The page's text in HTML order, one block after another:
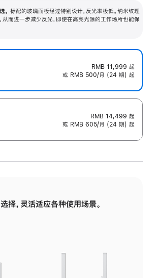
。 标配的玻璃面板经过特别设计，反光率极低。纳米纹理
从而进一步减少反光，即使在高亮光源的工作场所也能保
RMB 11,999 起
或 RMB 500/月 (24 期) 起
RMB 14,499 起
或 RMB 605/月 (24 期) 起
择，灵活适应各种使用场景。